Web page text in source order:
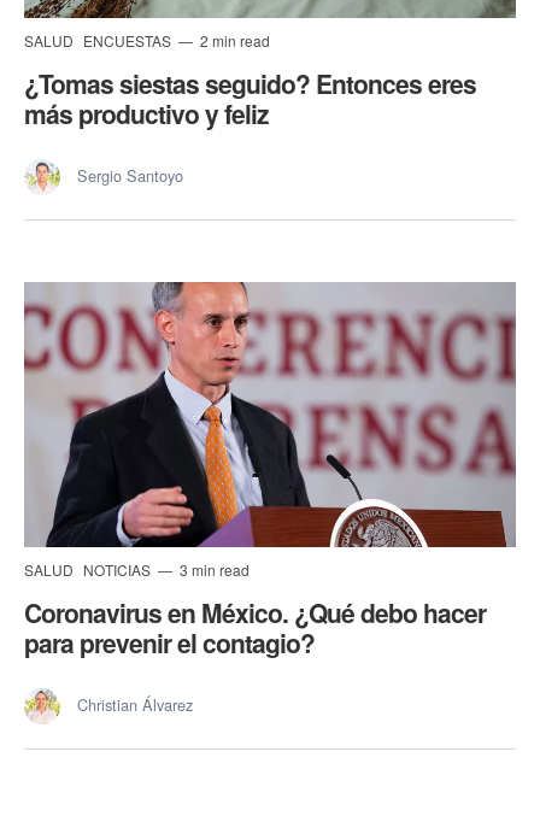
SALUD ENCUESTAS 2 min read
¿Tomas siestas seguido? Entonces eres
más productivo y feliz
Sergio Santoyo
SALUD NOTICIAS 3 min read
Coronavirus en México. ¿Qué debo hacer
para prevenir el contagio?
Christian Álvarez